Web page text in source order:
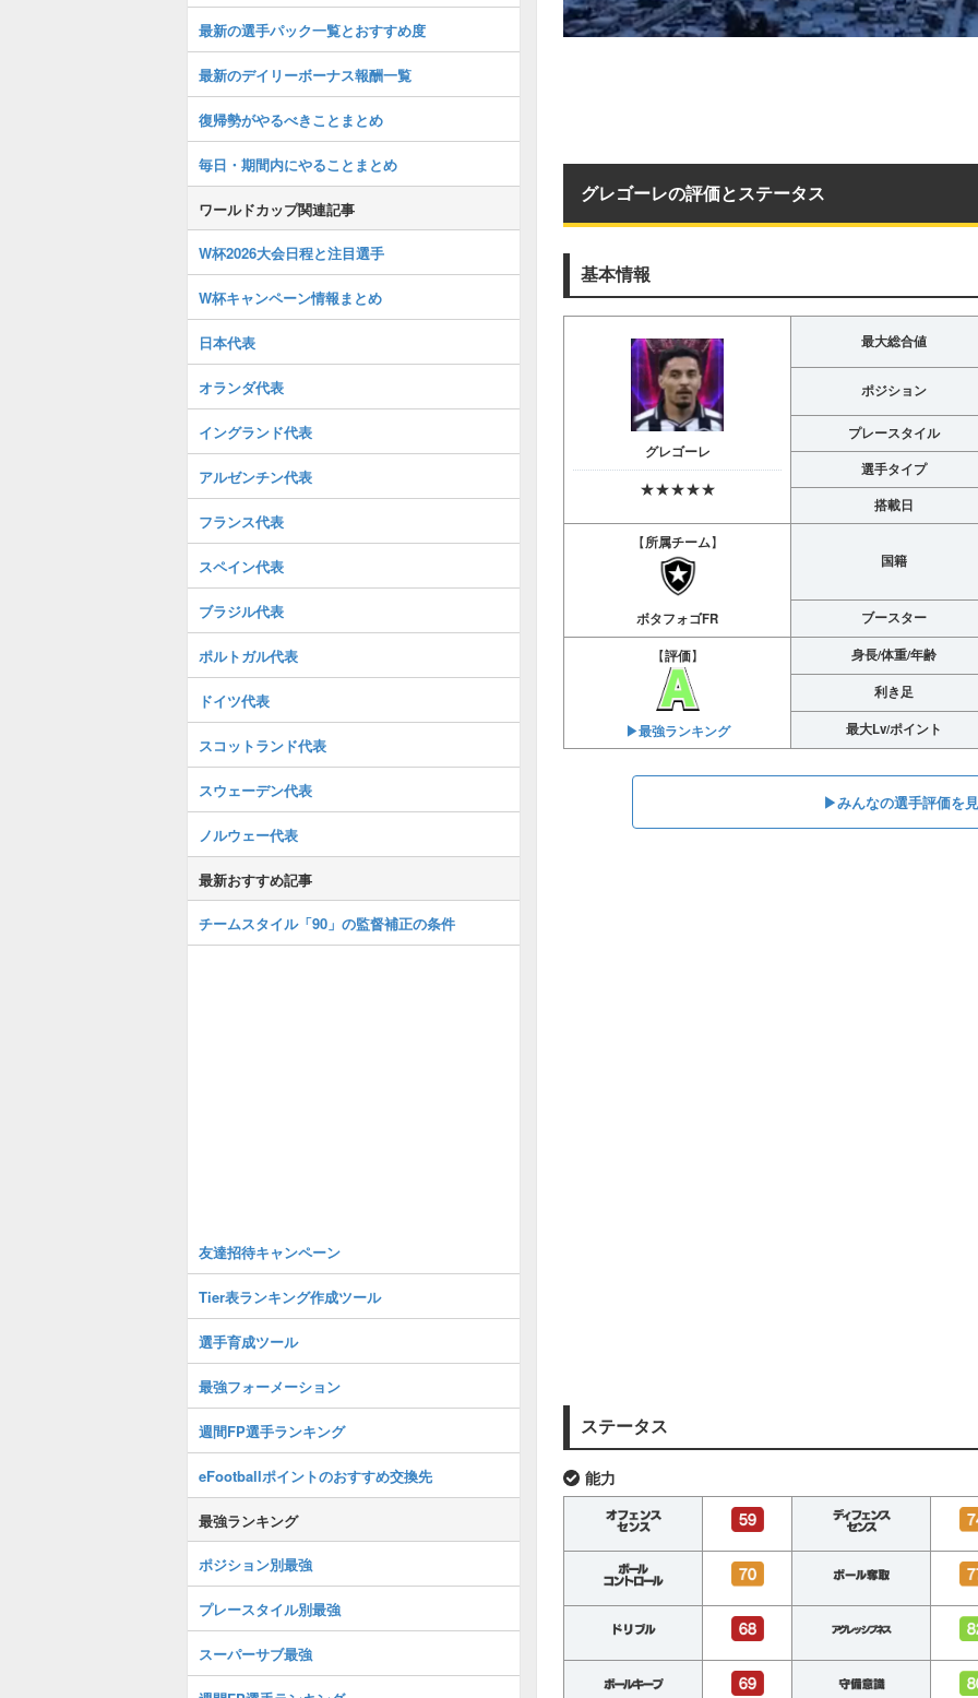
グレゴーレの評価とステータス
基本情報
グレゴーレ
★★★★★
最大総合値
ポジション
プレースタイル
選手タイプ
搭載日
【所属チーム】
ボタフォゴFR
国籍
ブースター
【評価】
▶︎最強ランキング
身長/体重/年齢
利き足
最大Lv/ポイント
▶︎みんなの選手評価を
ステータス
能力
最新の選手パック一覧とおすすめ度
最新のデイリーボーナス報酬一覧
復帰勢がやるべきことまとめ
毎日・期間内にやることまとめ
ワールドカップ関連記事
W杯2026大会日程と注目選手
W杯キャンペーン情報まとめ
日本代表
オランダ代表
イングランド代表
アルゼンチン代表
フランス代表
スペイン代表
ブラジル代表
ポルトガル代表
ドイツ代表
スコットランド代表
スウェーデン代表
ノルウェー代表
最新おすすめ記事
チームスタイル「90」の監督補正の条件
友達招待キャンペーン
Tier表ランキング作成ツール
選手育成ツール
最強フォーメーション
週間FP選手ランキング
eFootballポイントのおすすめ交換先
最強ランキング
ポジション別最強
プレースタイル別最強
スーパーサブ最強